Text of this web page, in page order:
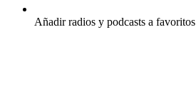
Añadir radios y podcasts a favoritos